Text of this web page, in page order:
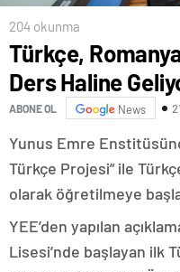
204 okunma
Türkçe,
Ders Haline
ABONE OL News
Yunus Emre
Türkçe Projesi” ile
olarak öğretilmeye
YEE’den yapılan
Lisesi’nde başlayan ilk